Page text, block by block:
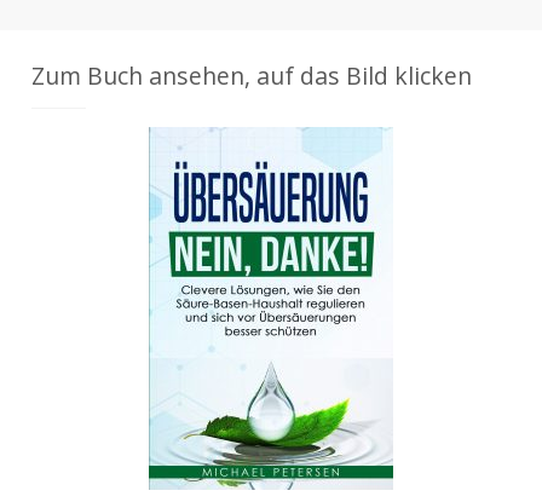
Zum Buch ansehen, auf das Bild klicken